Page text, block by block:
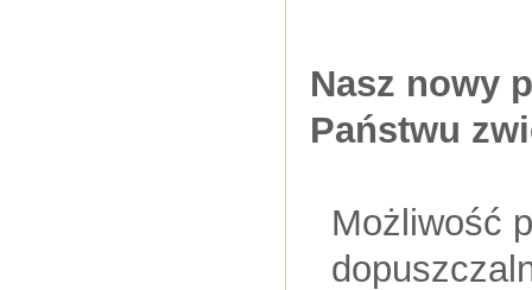
Nasz nowy
Państwu
Możliwość